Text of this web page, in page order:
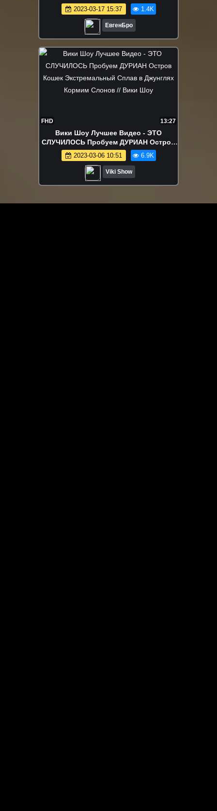
Майнкрафте Хоррор Карты
2023-03-17 15:37 1.4K
ЕвгенБро
FHD 13:27
Вики Шоу Лучшее Видео - ЭТО
СЛУЧИЛОСЬ Пробуем ДУРИАН Остров
Кошек Экстремальный Сплав в
Джунглях Кормим Слонов // Вики Шоу
2023-03-06 10:51 6.9K
Viki Show